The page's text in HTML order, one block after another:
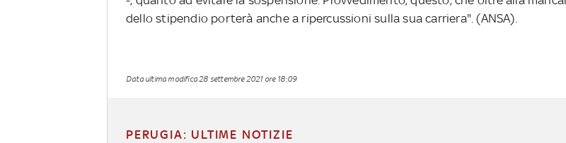
dello stipendio porterà anche a ripercussioni sulla sua carriera". (ANSA).
Data ultima modifica 28 settembre 2021 ore 18:09
PERUGIA: ULTIME NOTIZIE